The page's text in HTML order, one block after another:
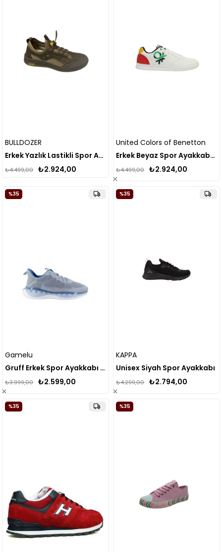
BULLDOZER
Erkek Yazlık Lastikli Spor Ayakkabı Memory Taban Ayakkabı
₺2.924,00
₺4.499,00
United Colors of Benetton
Erkek Beyaz Spor Ayakkabı BEN.10296
₺2.924,00
₺4.499,00
Gamelu
Gruff Erkek Spor Ayakkabı Mavi
₺2.599,00
₺3.999,00
%35
KAPPA
Unisex Siyah Spor Ayakkabı
₺2.794,00
₺4.299,00
%35
%35 %35